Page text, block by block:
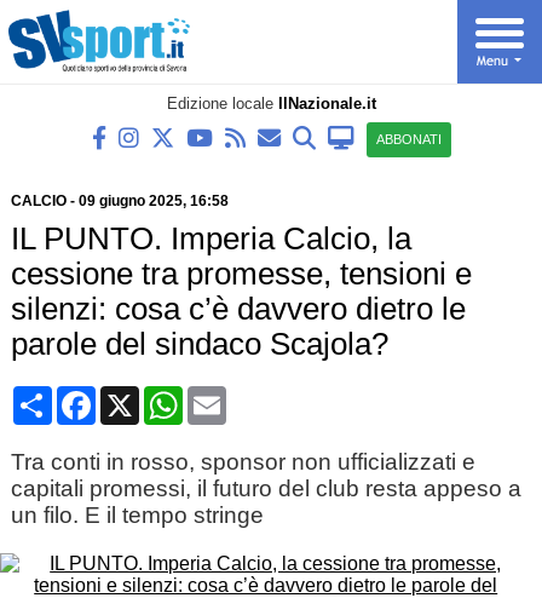
Edizione locale IlNazionale.it
ABBONATI
CALCIO- 09 giugno 2025, 16:58
IL PUNTO. Imperia Calcio, la
cessione tra promesse, tensioni e
silenzi: cosa c’è davvero dietro le
parole del sindaco Scajola?
CondividiFacebook
X WhatsApp
Email
Tra conti in rosso, sponsor non ufficializzati e
capitali promessi, il futuro del club resta appeso a
un filo. E il tempo stringe